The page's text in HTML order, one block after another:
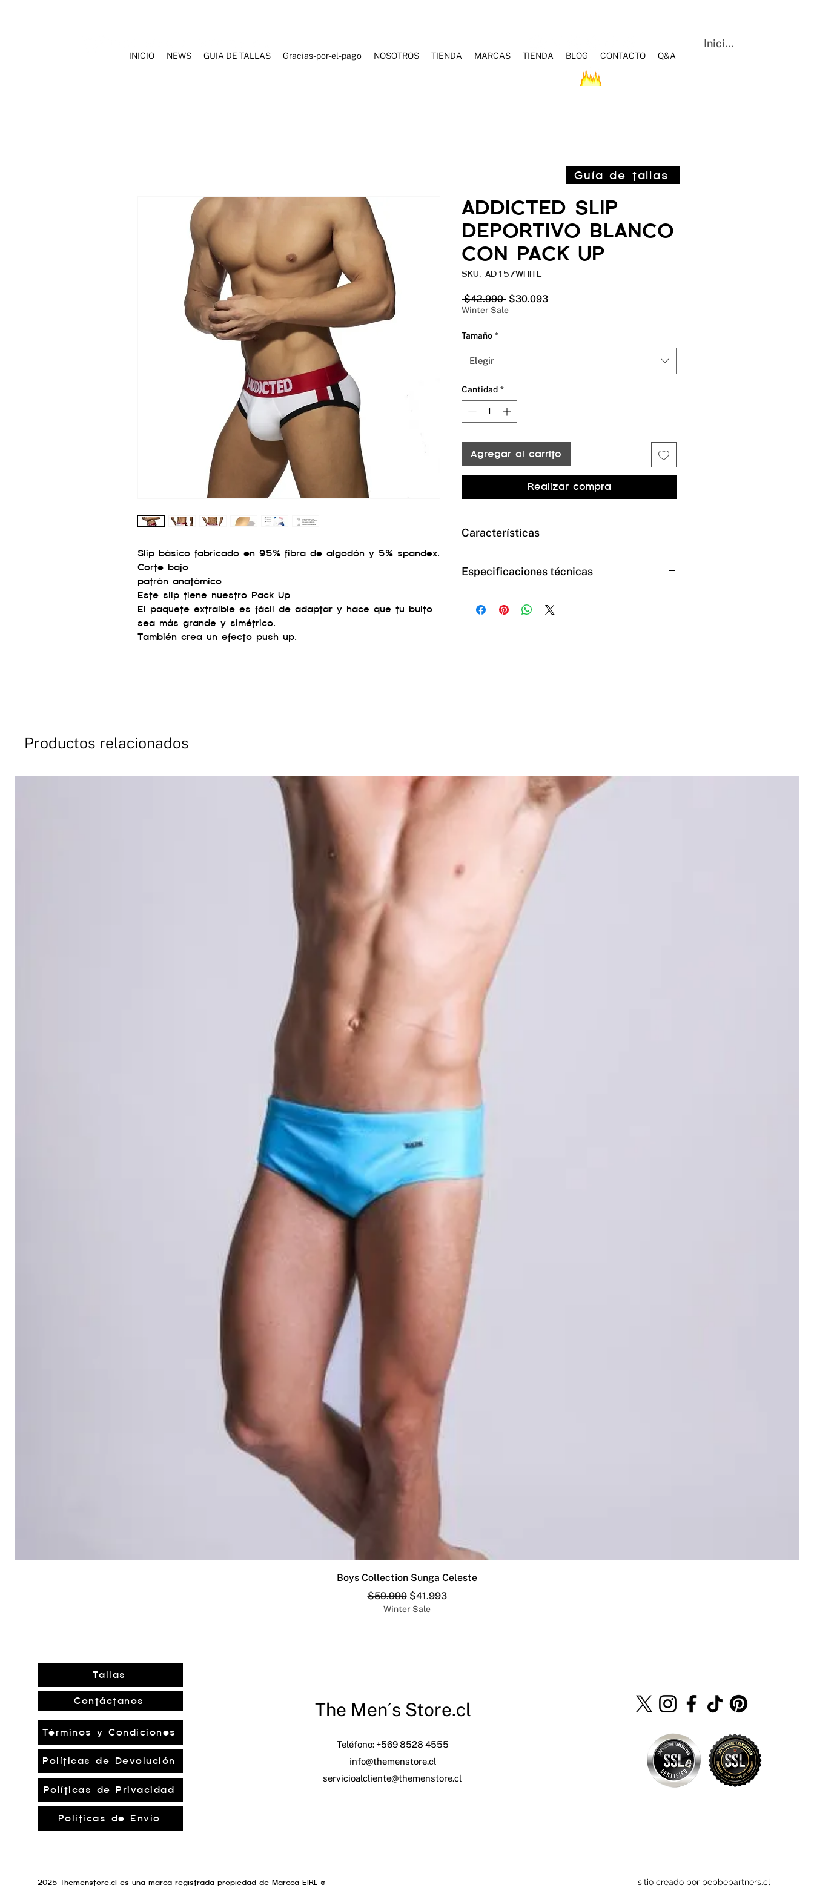
Iniciar sesión
Slip básico fabricado en 95% fibra de algodón y 5% spandex.
Corte bajo
patrón anatómico
Este slip tiene nuestro Pack Up
El paquete extraíble es fácil de adaptar y hace que tu bulto
sea más grande y simétrico.
También crea un efecto push up.
ADDICTED SLIP
DEPORTIVO BLANCO
CON PACK UP
SKU: AD157WHITE
$42.990 Precio
$30.093Precio
Winter Sale
Tamaño *
Elegir
Cantidad *
Agregar al carrito
Realizar compra
Características
spandex.
Especificaciones técnicas
Guía de tallas
Productos relacionados
Vista rápida
Boys Collection Sunga Celeste
Precio
$59.990 Precio de oferta
$41.993
Winter Sale
INICIO NEWS GUIA DE TALLAS Gracias-por-el-pago NOSOTROS TIENDA MARCAS TIENDA BLOG CONTACTO Q&A
Tallas
Contáctanos
Términos y Condiciones
Políticas de Devolución
Políticas de Privacidad
The Men´s Store.cl
Teléfono: +569 8528 4555
info@themenstore.cl
servicioalcliente@themenstore.cl
Políticas de Envío
2025 Themenstore.cl es una marca registrada propiedad de Marcca EIRL ® sitio creado por bepbepartners.cl